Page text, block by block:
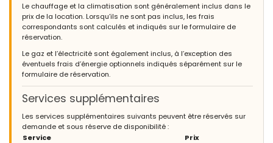
Le chauffage et la climatisation sont généralement inclus dans le
prix de la location. Lorsqu’ils ne sont pas inclus, les frais
correspondants sont calculés et indiqués sur le formulaire de
réservation.
Le gaz et l’électricité sont également inclus, à l’exception des
éventuels frais d’énergie optionnels indiqués séparément sur le
formulaire de réservation.
Services supplémentaires
Les services supplémentaires suivants peuvent être réservés sur
demande et sous réserve de disponibilité :
Service
Prix